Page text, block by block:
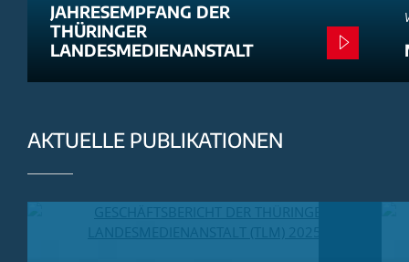
JAHRESEMPFANG DER
THÜRINGER
LANDESMEDIENANSTALT
AKTUELLE PUBLIKATIONEN